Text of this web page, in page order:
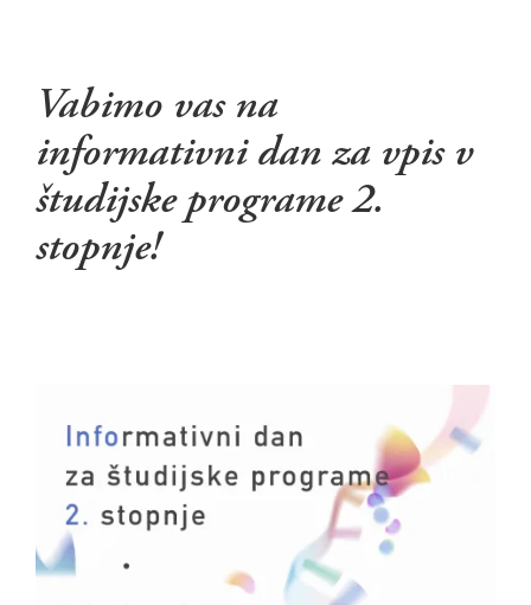
Vabimo vas na
informativni dan za vpis v
študijske programe 2.
stopnje!